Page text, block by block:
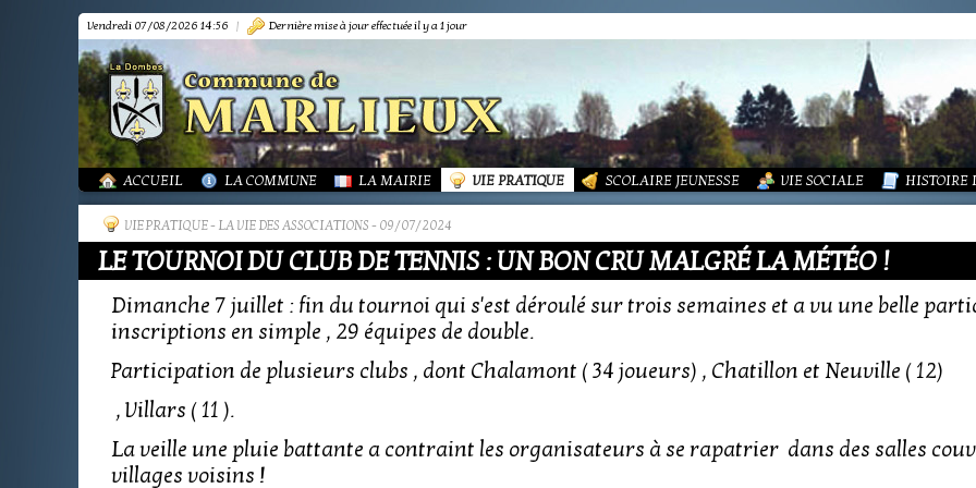
Vendredi 07/08/2026 14:56 | Dernière mise à jour effectuée il y a 1 jour
ACCUEIL LA COMMUNE LA MAIRIE VIE PRATIQUE SCOLAIRE JEUNESSE VIE SOCIALE HISTOIRE
VIE PRATIQUE- LA VIE DES ASSOCIATIONS - 09/07/2024
LE TOURNOI DU CLUB DE TENNIS : UN BON CRU MALGRÉ LA MÉTÉO !
Dimanche 7 juillet : fin du tournoi qui s'est déroulé sur trois semaines et a vu une belle
inscriptions en simple , 29 équipes de double.
Participation de plusieurs clubs , dont Chalamont ( 34 joueurs) , Chatillon et Neuville ( 12)
, Villars ( 11 ).
La veille une pluie battante a contraint les organisateurs à se rapatrier dans des salles
villages voisins !
PRÉSENTATION
TOURISME-COMMERCES-ARTISANS
MARPA LE RENON
VIE LOCALE
ACTUALITÉS
BIBLIOTHÈQUE
PLAN LOCAL URBANISME (PLU)
LES ANNONCES DE LA MAIRIE
PUBLICATIONS
ORDURES MÉNAGÈRES ET ASSAINISSEMENT
ASSOCIATIONS
LA VIE DES ASSOCIATIONS
GROUPEMENT PAROISSIAL
ECOLE PUBLIQUE - INFORMATIONS
PÔLE ENFANCE
ECOLE PRIVÉE
ACTION SOCIALE
LA PETITE
PHOTOS